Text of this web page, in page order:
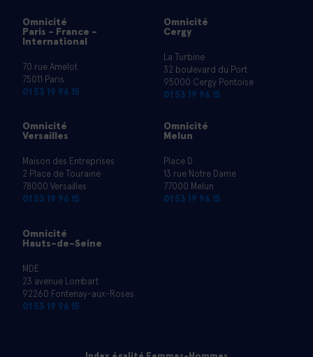
Omnicité
Paris - France -
International
70 rue Amelot
75011 Paris
01 53 19 96 15
Omnicité
Cergy
La Turbine
32 boulevard du Port
95000 Cergy Pontoise
01 53 19 96 15
Omnicité
Versailles
Maison des Entreprises
2 Place de Touraine
78000 Versailles
01 53 19 96 15
Omnicité
Melun
Place D
13 rue Notre Dame
77000 Melun
01 53 19 96 15
Omnicité
Hauts-de-Seine
MDE
23 avenue Lombart
92260 Fontenay-aux-Roses
01 53 19 96 15